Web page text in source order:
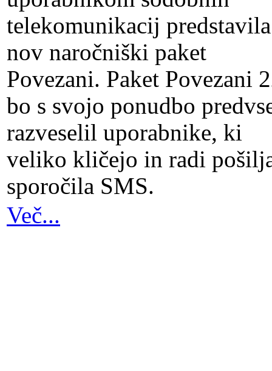
telekomunikacij predstavila
nov naročniški paket
Povezani. Paket Povezani
bo s svojo ponudbo
razveselil uporabnike, ki
veliko kličejo in radi
sporočila SMS.
Več...